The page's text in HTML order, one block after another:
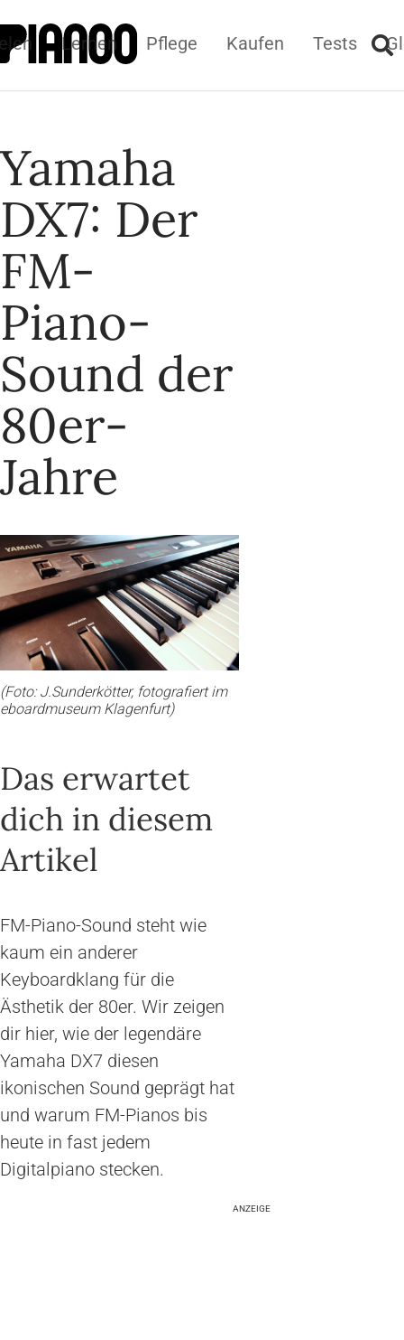
Lernen Pflege Kaufen Tests
Yamaha
DX7: Der
FM-
Piano-
Sound der
80er-
Jahre
(Foto: J.Sunderkötter, fotografiert im
eboardmuseum Klagenfurt)
Das erwartet
dich in diesem
Artikel
FM-Piano-Sound steht wie
kaum ein anderer
Keyboardklang für die
Ästhetik der 80er. Wir zeigen
dir hier, wie der legendäre
Yamaha DX7 diesen
ikonischen Sound geprägt hat
und warum FM-Pianos bis
heute in fast jedem
Digitalpiano stecken.
ANZEIGE